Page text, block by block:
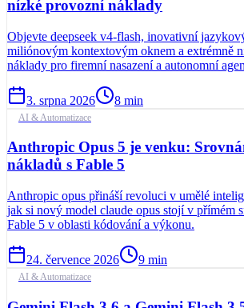
nízké provozní náklady
Objevte deepseek v4-flash, inovativní
miliónovým kontextovým oknem a extrémně
náklady pro firemní nasazení a autonomní
3. srpna 2026 8 min
AI & Automatizace
Anthropic Opus 5 je venku:
nákladů s Fable 5
Anthropic opus přináší revoluci v umělé
jak si nový model claude opus stojí v přímém
Fable 5 v oblasti kódování a výkonu.
24. července 2026 9 min
AI & Automatizace